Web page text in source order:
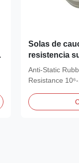
Solas de
resistencia
para zapatos
Anti-Static
Resistance